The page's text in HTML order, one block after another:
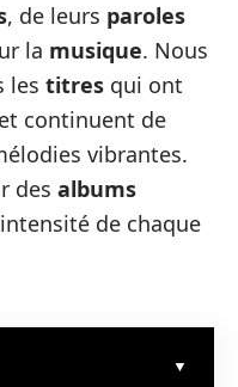
, de leurs paroles
la musique. Nous
les titres qui ont
continuent de
vibrantes.
des albums
de chaque